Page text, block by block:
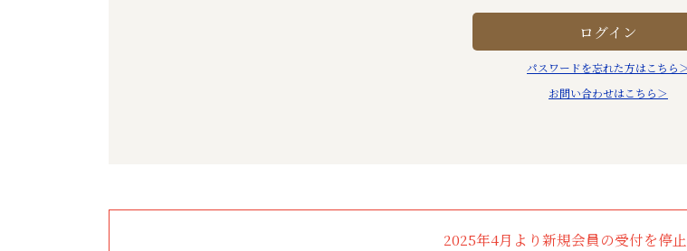
パスワードを忘れた方はこちら＞
お問い合わせはこちら＞
2025年4月より新規会員の受付を停